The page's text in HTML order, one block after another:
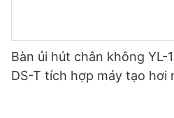
Bàn ủi hút chân không YL-
DS-T tích hợp máy tạo hơi